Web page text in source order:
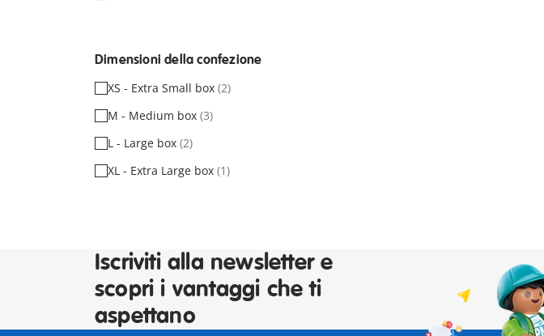
Dimensioni della confezione
XS - Extra Small box (2)
M - Medium box (3)
L - Large box (2)
XL - Extra Large box (1)
Iscriviti alla newsletter e
scopri i vantaggi che ti
aspettano